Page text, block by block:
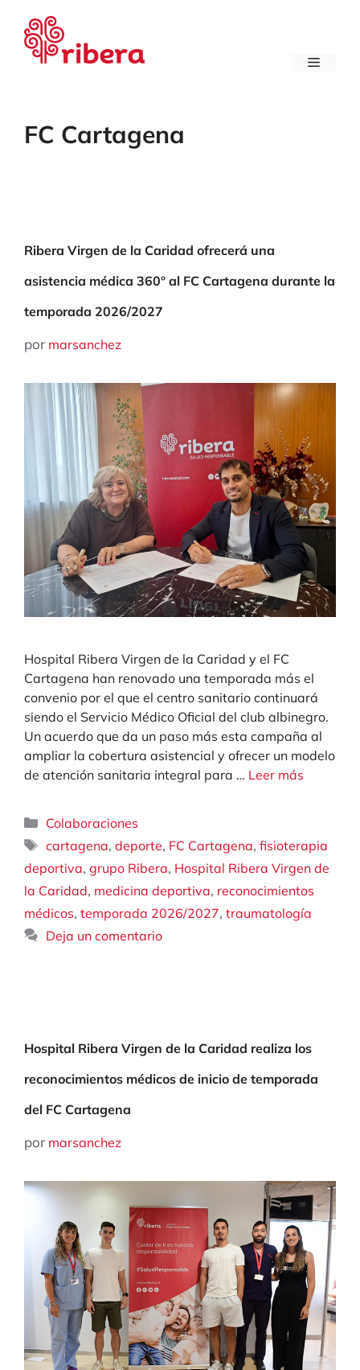
contenido
Menú
FC Cartagena
Ribera Virgen de la Caridad ofrecerá una
asistencia médica 360º al FC Cartagena durante la
temporada 2026/2027
por marsanchez
Hospital Ribera Virgen de la Caridad y el FC
Cartagena han renovado una temporada más el
convenio por el que el centro sanitario continuará
siendo el Servicio Médico Oficial del club albinegro.
Un acuerdo que da un paso más esta campaña al
ampliar la cobertura asistencial y ofrecer un modelo
de atención sanitaria integral para … Leer más
Categorías
Colaboraciones
Etiquetas
cartagena,deporte, FC Cartagena,fisioterapia
deportiva, grupo Ribera, Hospital Ribera Virgen de
la Caridad, medicina deportiva, reconocimientos
médicos, temporada 2026/2027, traumatología
Deja un comentario
Hospital Ribera Virgen de la Caridad realiza los
reconocimientos médicos de inicio de temporada
del FC Cartagena
por marsanchez